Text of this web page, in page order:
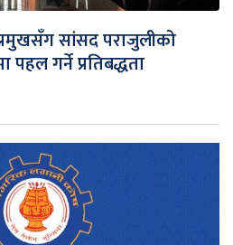
सांसद पराजुलीको
गर्ने प्रतिबद्धता